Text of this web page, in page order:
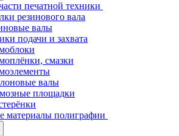
печатной техники
резинового вала
валы
подачи и захвата
смазки
валы
площадки
материалы полиграфии